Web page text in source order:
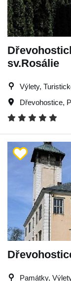
sv.Rosálie
Výlety,
Dřevohostice,
Památky,